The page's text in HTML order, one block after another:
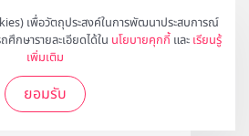
เพื่อวัตถุประสงค์ในการพัฒนาประสบการณ์
กษารายละเอียดได้ใน นโยบายคุกกี้ และ เรียนรู้
เพิ่มเติม
ยอมรับ
สมัคร
ติดตามเราได้ที่